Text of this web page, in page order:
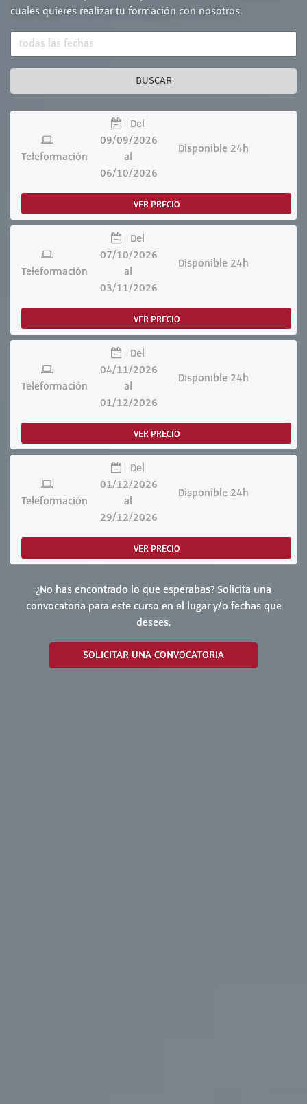
cuales quieres realizar tu formación con nosotros.
BUSCAR
Teleformación
Del
09/09/2026
al
06/10/2026
Disponible 24h
VER PRECIO
Teleformación
Del
07/10/2026
al
03/11/2026
Disponible 24h
VER PRECIO
Teleformación
Del
04/11/2026
al
01/12/2026
Disponible 24h
VER PRECIO
Teleformación
Del
01/12/2026
al
29/12/2026
Disponible 24h
VER PRECIO
¿No has encontrado lo que esperabas? Solicita una
convocatoria para este curso en el lugar y/o fechas que
desees.
SOLICITAR UNA CONVOCATORIA